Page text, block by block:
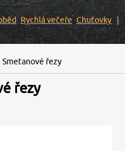
Rychlá večeře Chuťovky
Smetanové řezy
řezy